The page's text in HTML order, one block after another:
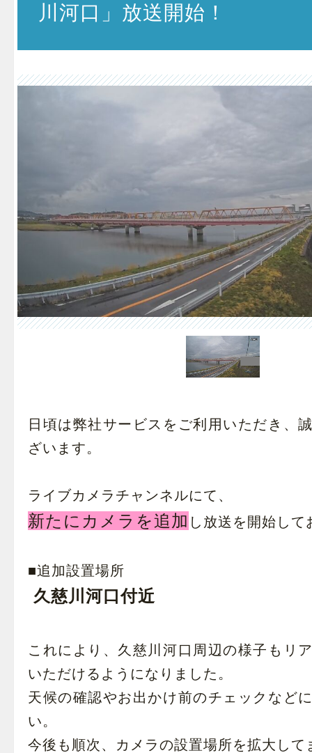
川河口」放送開始！
日頃は弊社サービスをご利用いただき、
ざいます。
ライブカメラチャンネルにて、
新たにカメラを追加 し放送を開始して
■追加設置場所
久慈川河口付近
これにより、久慈川河口周辺の様子もリ
いただけるようになりました。
天候の確認やお出かけ前のチェックなど
い。
今後も順次、カメラの設置場所を拡大して